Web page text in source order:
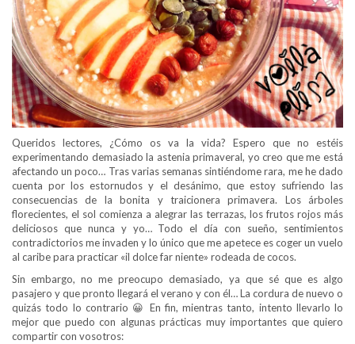
Queridos lectores, ¿Cómo os va la vida? Espero que no estéis
experimentando demasiado la astenia primaveral, yo creo que me está
afectando un poco… Tras varias semanas sintiéndome rara, me he dado
cuenta por los estornudos y el desánimo, que estoy sufriendo las
consecuencias de la bonita y traicionera primavera. Los árboles
florecientes, el sol comienza a alegrar las terrazas, los frutos rojos más
deliciosos que nunca y yo… Todo el día con sueño, sentimientos
contradictorios me invaden y lo único que me apetece es coger un vuelo
al caribe para practicar «il dolce far niente» rodeada de cocos.
Sin embargo, no me preocupo demasiado, ya que sé que es algo
pasajero y que pronto llegará el verano y con él… La cordura de nuevo o
quizás todo lo contrario 😀 En fin, mientras tanto, intento llevarlo lo
mejor que puedo con algunas prácticas muy importantes que quiero
compartir con vosotros: